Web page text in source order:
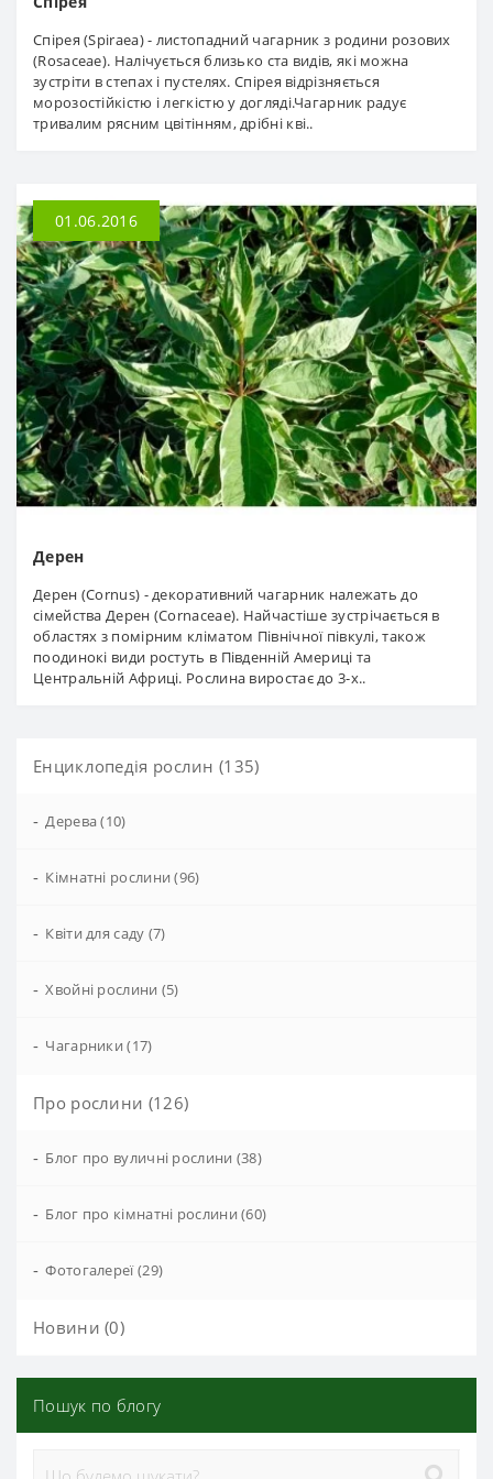
Спірея (Spiraea) - листопадний чагарник з родини розових
(Rosaceae). Налічується близько ста видів, які можна
зустріти в степах і пустелях. Спірея відрізняється
морозостійкістю і легкістю у догляді.Чагарник радує
тривалим рясним цвітінням, дрібні кві..
01.06.2016
Дерен
Дерен (Cornus) - декоративний чагарник належать до
сімейства Дерен (Cornaceae). Найчастіше зустрічається в
областях з помірним кліматом Північної півкулі, також
поодинокі види ростуть в Південній Америці та
Центральній Африці. Рослина виростає до 3-х..
Енциклопедія рослин (135)
- Дерева (10)
- Кімнатні рослини (96)
- Квіти для саду (7)
- Хвойні рослини (5)
- Чагарники (17)
Про рослини (126)
- Блог про вуличні рослини (38)
- Блог про кімнатні рослини (60)
- Фотогалереї (29)
Новини (0)
Пошук по блогу